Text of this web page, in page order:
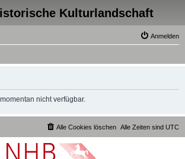
Kulturlandschaft
Anmelden
nicht verfügbar.
Alle Zeiten sind UTC
Alle Cookies löschen